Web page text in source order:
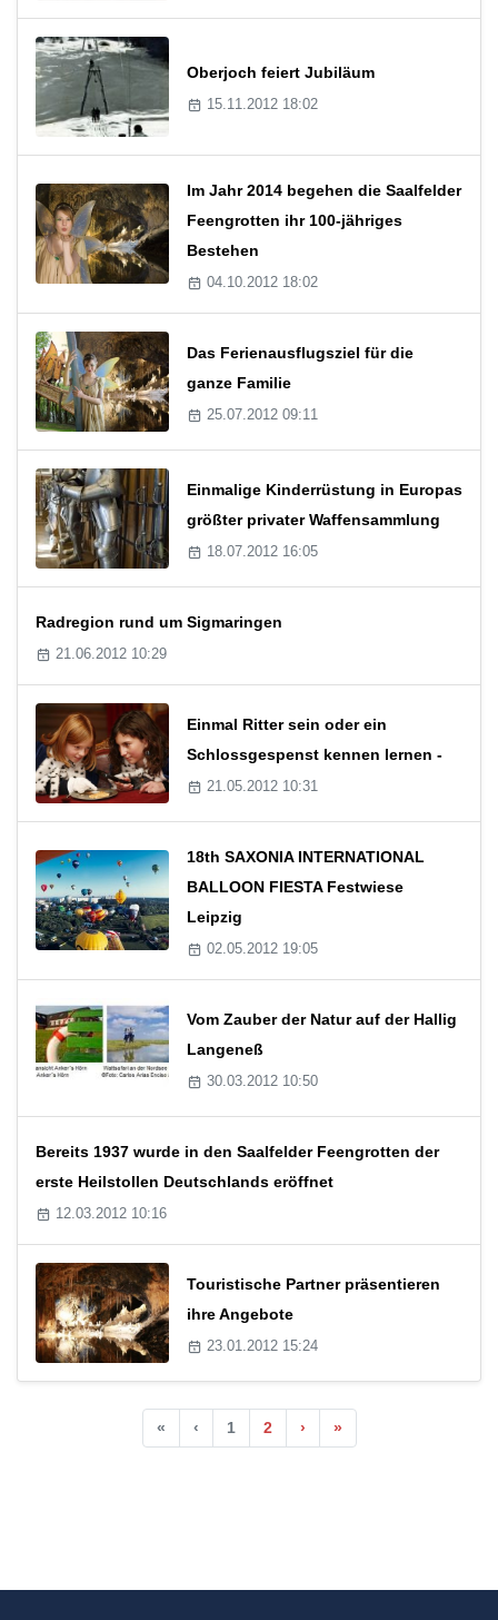
Oberjoch feiert Jubiläum
15.11.2012 18:02
Im Jahr 2014 begehen die Saalfelder
Feengrotten ihr 100-jähriges
Bestehen
04.10.2012 18:02
Das Ferienausflugsziel für die
ganze Familie
25.07.2012 09:11
Einmalige Kinderrüstung in Europas
größter privater Waffensammlung
18.07.2012 16:05
Radregion rund um Sigmaringen
21.06.2012 10:29
Einmal Ritter sein oder ein
Schlossgespenst kennen lernen -
21.05.2012 10:31
18th SAXONIA INTERNATIONAL
BALLOON FIESTA Festwiese
Leipzig
02.05.2012 19:05
Vom Zauber der Natur auf der Hallig
Langeneß
30.03.2012 10:50
Bereits 1937 wurde in den Saalfelder Feengrotten der
erste Heilstollen Deutschlands eröffnet
12.03.2012 10:16
Touristische Partner präsentieren
ihre Angebote
23.01.2012 15:24
« ‹ 1 2 › »